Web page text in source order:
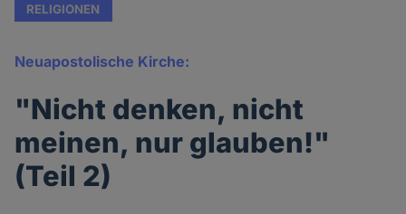
RELIGIONEN
Neuapostolische Kirche:
"Nicht denken, nicht
meinen, nur glauben!"
(Teil 2)